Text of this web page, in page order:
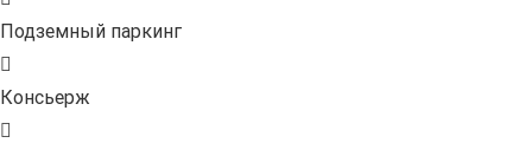
Подземный паркинг
Консьерж